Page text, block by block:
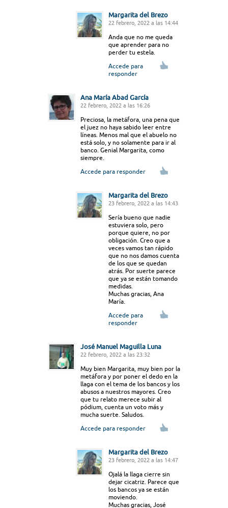
Margarita del Brezo
22 febrero, 2022 a las 14:44
Anda que no me queda
que aprender para no
perder tu estela.
Accede para
responder
Ana María Abad García
22 febrero, 2022 a las 16:26
Preciosa, la metáfora, una pena que
el juez no haya sabido leer entre
líneas. Menos mal que el abuelo no
está solo, y no solamente para ir al
banco. Genial Margarita, como
siempre.
Accede para responder
Margarita del Brezo
23 febrero, 2022 a las 14:43
Sería bueno que nadie
estuviera solo, pero
porque quiere, no por
obligación. Creo que a
veces vamos tan rápido
que no nos damos cuenta
de los que se quedan
atrás. Por suerte parece
que ya se están tomando
medidas.
Muchas gracias, Ana
María.
Accede para
responder
José Manuel Maguilla Luna
22 febrero, 2022 a las 23:32
Muy bien Margarita, muy bien por la
metáfora y por poner el dedo en la
llaga con el tema de los bancos y los
abusos a nuestros mayores. Creo
que tu relato merece subir al
pódium, cuenta un voto más y
mucha suerte. Saludos.
Accede para responder
Margarita del Brezo
23 febrero, 2022 a las 14:47
Ojalá la llaga cierre sin
dejar cicatriz. Parece que
los bancos ya se están
moviendo.
Muchas gracias, José